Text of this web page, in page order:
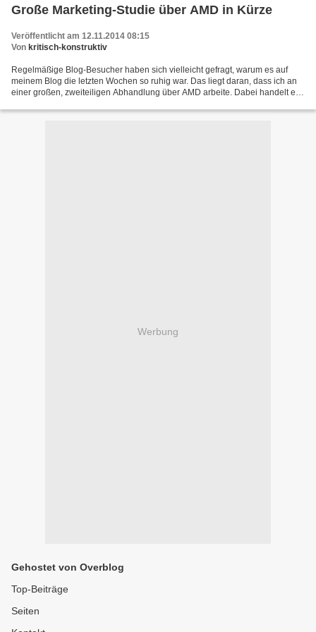
Große Marketing-Studie über AMD in Kürze
Veröffentlicht am 12.11.2014 08:15
Von kritisch-konstruktiv
Regelmäßige Blog-Besucher haben sich vielleicht gefragt, warum es auf
meinem Blog die letzten Wochen so ruhig war. Das liegt daran, dass ich an
einer großen, zweiteiligen Abhandlung über AMD arbeite. Dabei handelt es
Werbung
Gehostet von Overblog
Top-Beiträge
Seiten